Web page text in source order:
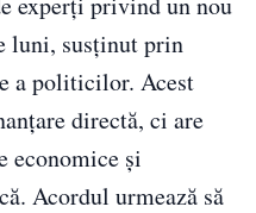
luni, susținut prin
a politicilor. Acest
directă, ci are
economice și
Acordul urmează să